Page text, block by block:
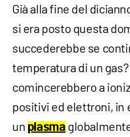
Già alla fine del
si era posto questa
succederebbe se
temperatura di un
comincerebbero a
positivi ed elettroni, in
un plasma